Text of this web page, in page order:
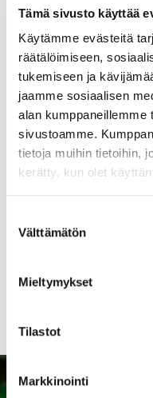
Tämä sivusto käyttää
Käytämme evästeitä
räätälöimiseen,
tukemiseen ja
jaamme sosiaalisen
alan kumppaneillemme
sivustoamme.
tietoja muihin tietoihin,
kerätty, kun olet
valinta
Välttämätön
Mieltymykset
Tilastot
Markkinointi
Kuvaus
119x119 mm
Tuotenumero
46510698